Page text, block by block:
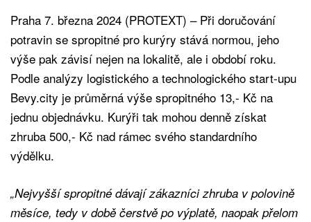
Praha 7. března 2024 (PROTEXT) – Při doručování
potravin se spropitné pro kurýry stává normou, jeho
výše pak závisí nejen na lokalitě, ale i období roku.
Podle analýzy logistického a technologického start-upu
Bevy.city je průměrná výše spropitného 13,- Kč na
jednu objednávku. Kurýři tak mohou denně získat
zhruba 500,- Kč nad rámec svého standardního
výdělku.
„Nejvyšší spropitné dávají zákazníci zhruba v polovině
měsíce, tedy v době čerstvě po výplatě, naopak přelom